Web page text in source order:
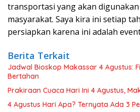
transportasi yang akan
masyarakat. Saya kira ini setiap
persiapkan karena ini adalah
Berita Terkait
Jadwal Bioskop Makassar 4 Agustus:
Bertahan
Prakiraan Cuaca Hari Ini 4 Agustus,
4 Agustus Hari Apa? Ternyata Ada 3